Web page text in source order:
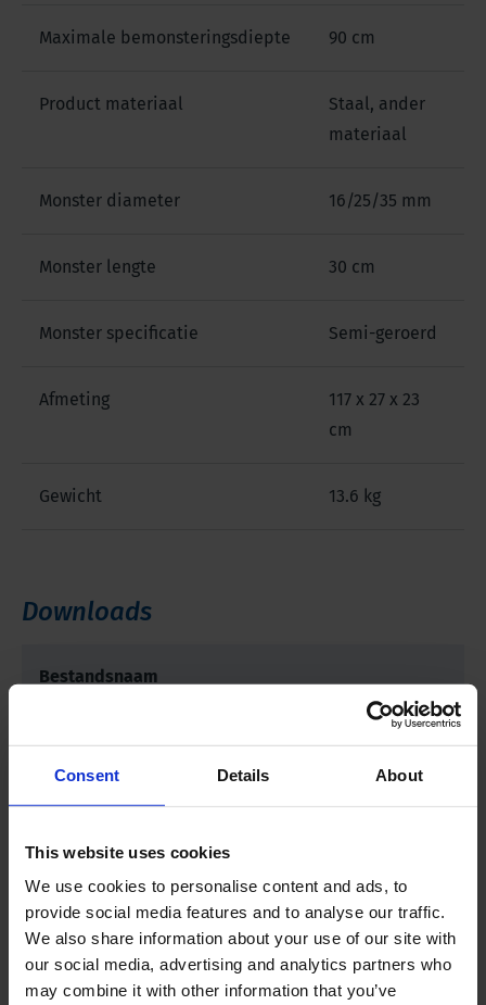
Consent Details About
This website uses cookies
We use cookies to personalise content and ads, to
provide social media features and to analyse our traffic.
We also share information about your use of our site with
our social media, advertising and analytics partners who
may combine it with other information that you’ve
Maximale bemonsteringsdiepte 90 cm
Product materiaal
Staal, ander
materiaal
Monster diameter 16/25/35 mm
Monster lengte 30 cm
Monster specificatie Semi-geroerd
Afmeting
117 x 27 x 23
cm
Gewicht 13.6 kg
Downloads
Bestandsnaam
Handleiding 04.04 Gutsboorset Stapsgewijs
Bemonsteren
Gerelateerde producten